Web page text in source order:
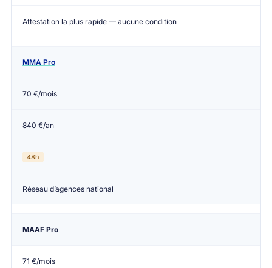
Attestation la plus rapide — aucune condition
MMA Pro
70 €/mois
840 €/an
48h
Réseau d’agences national
MAAF Pro
71 €/mois